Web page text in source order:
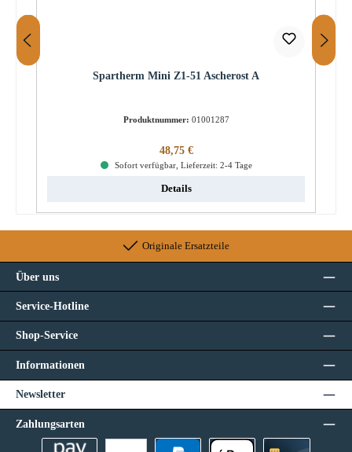
Spartherm Mini Z1-51 Ascherost A
Produktnummer: 01001287
Regulärer Preis:
48,75 €
Sofort verfügbar, Lieferzeit: 2-4 Tage
Details
Originale Ersatzteile
Über uns
Service-Hotline
Shop-Service
Informationen
Newsletter
Zahlungsarten